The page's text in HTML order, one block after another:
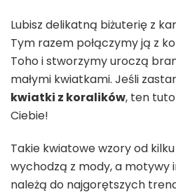
Lubisz delikatną biżuterię z
Tym razem połączymy ją z
Toho i stworzymy uroczą
małymi kwiatkami. Jeśli
kwiatki z koralików, ten
Ciebie!
Takie kwiatowe wzory od
wychodzą z mody, a motywy
należą do najgorętszych